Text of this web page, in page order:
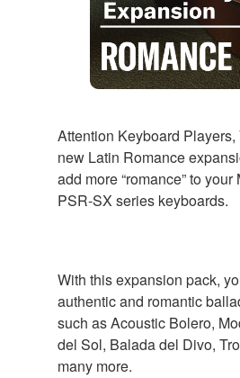
Attention Keyboard
new Latin Romance
add more “romance” to
PSR-SX series keyboards.
With this expansion pack,
authentic and romantic
such as Acoustic Bolero,
del Sol, Balada del Divo,
many more.